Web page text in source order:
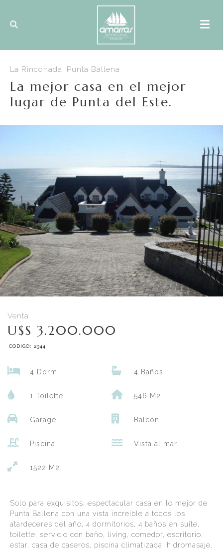
La Rinconada, Punta Ballena
La mejor casa en el mejor
lugar de Punta del Este.
Venta
U$S 3.200.000
CODIGO: 2344
4 Dorm. 4 Baños
1 Toilette 546 M2
Garage Balcón
Piscina Vista al mar
1522 M2.
Solo para exquisitos, espectacular casa en lo mejor de
Punta Ballena con una vista increíble a todos los
atardeceres del año, 4 dormitorios, 4 baños en suite,
toilette, servicio con baño, living, comedor, escritorio,
estar, casa de caseros, piscina climatizada, hidromasaje,